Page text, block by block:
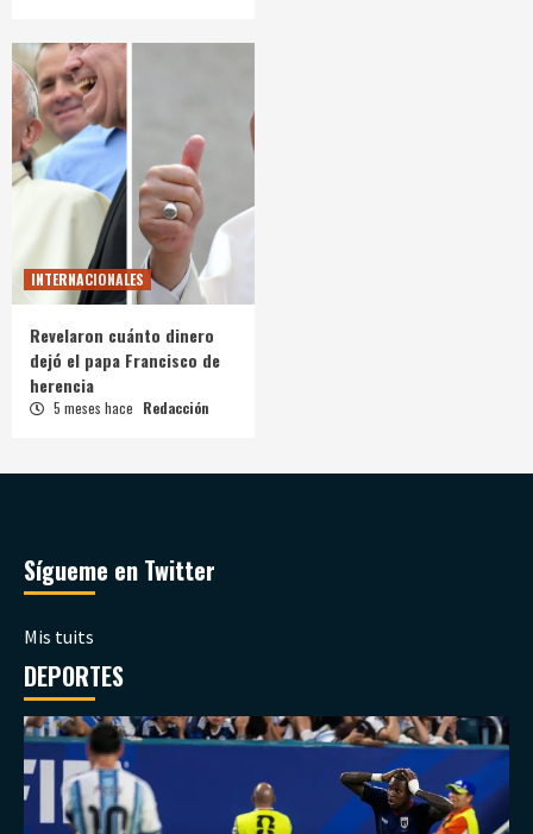
INTERNACIONALES
Revelaron cuánto dinero
dejó el papa Francisco de
herencia
5 meses hace Redacción
Sígueme en Twitter
Mis tuits
DEPORTES